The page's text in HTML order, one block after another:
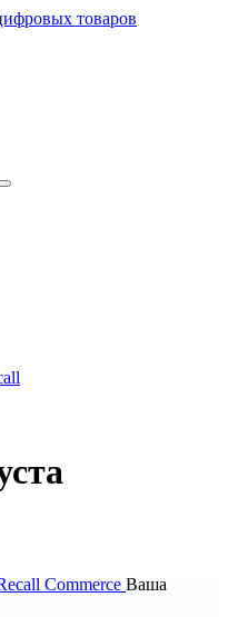
Commerce Ваша